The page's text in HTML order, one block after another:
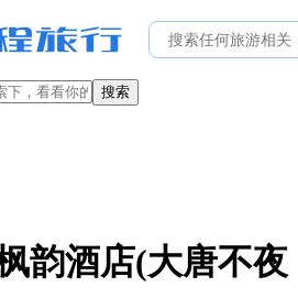
搜索
韵酒店(大唐不夜